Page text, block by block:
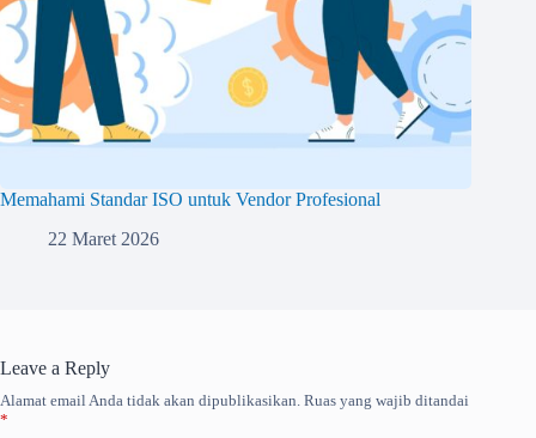
Memahami Standar ISO untuk Vendor Profesional
22 Maret 2026
Leave a Reply
Alamat email Anda tidak akan dipublikasikan. Ruas yang wajib ditandai
*